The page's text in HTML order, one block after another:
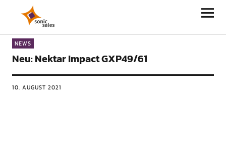
Sonic Sales
NEWS
Neu: Nektar Impact GXP49/61
10. AUGUST 2021